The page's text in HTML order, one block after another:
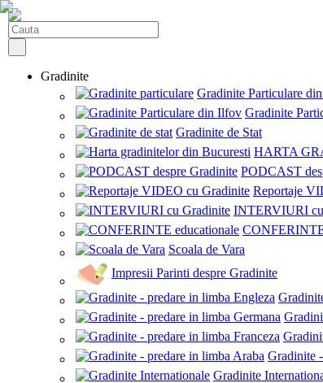
Gradinite
Gradinite Particulare
Gradinite
Gradinite de Stat
HARTA
PODCAST
Reportaje
INTERVIURI
Scoala de Vara
Impresii Parinti despre Gradinite
Gradinite
Gradinite